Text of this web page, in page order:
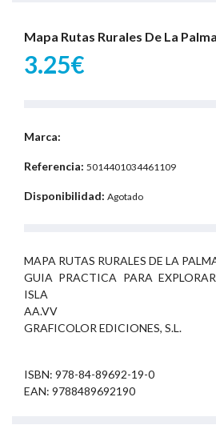
Mapa Rutas Rurales De La Palma
3.25€
Marca:
Referencia: 5014401034461109
Disponibilidad: Agotado
MAPA RUTAS RURALES DE LA
GUIA PRACTICA PARA
ISLA
AA.VV
GRAFICOLOR EDICIONES, S.L.
ISBN: 978-84-89692-19-0
EAN: 9788489692190